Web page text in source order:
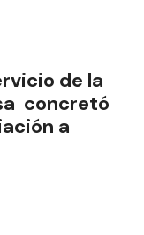
de la
concretó
a